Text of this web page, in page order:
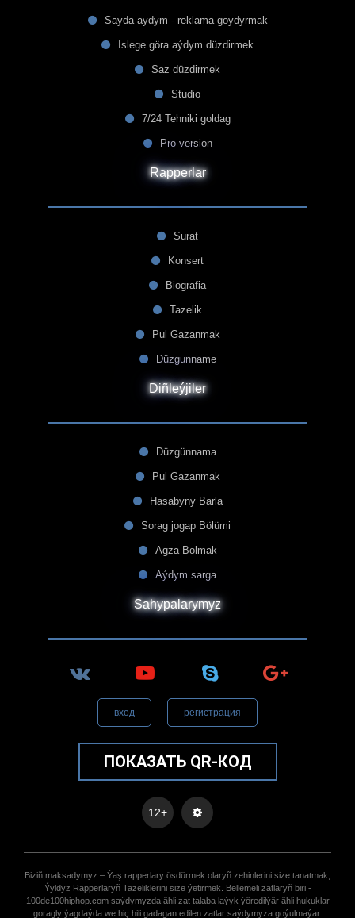
Sayda aydym - reklama goydyrmak
Islege göra aýdym düzdirmek
Saz düzdirmek
Studio
7/24 Tehniki goldag
Pro version
Rapperlar
Surat
Konsert
Biografia
Tazelik
Pul Gazanmak
Düzgunname
Diñleýjiler
Düzgünnama
Pul Gazanmak
Hasabyny Barla
Sorag jogap Bölümi
Agza Bolmak
Aýdym sarga
Sahypalarymyz
вход регистрация
ПОКАЗАТЬ QR-КОД
12+
Biziñ maksadymyz – Ýaş rapperlary ösdürmek olaryñ zehinlerini size tanatmak,
Ýyldyz Rapperlaryñ Tazeliklerini size ýetirmek. Bellemeli zatlaryñ biri -
100de100hiphop.com saýdymyzda ähli zat talaba laýyk ýöredilýär ähli hukuklar
goragly ýagdaýda we hiç hili gadagan edilen zatlar saýdymyza goýulmaýar.